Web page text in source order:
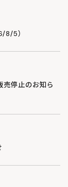
8/5）
売停止のお知ら